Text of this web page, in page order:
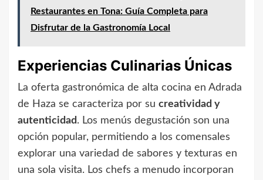
Restaurantes en Tona: Guía Completa para
Disfrutar de la Gastronomía Local
Experiencias Culinarias Únicas
La oferta gastronómica de alta cocina en Adrada
de Haza se caracteriza por su creatividad y
autenticidad. Los menús degustación son una
opción popular, permitiendo a los comensales
explorar una variedad de sabores y texturas en
una sola visita. Los chefs a menudo incorporan